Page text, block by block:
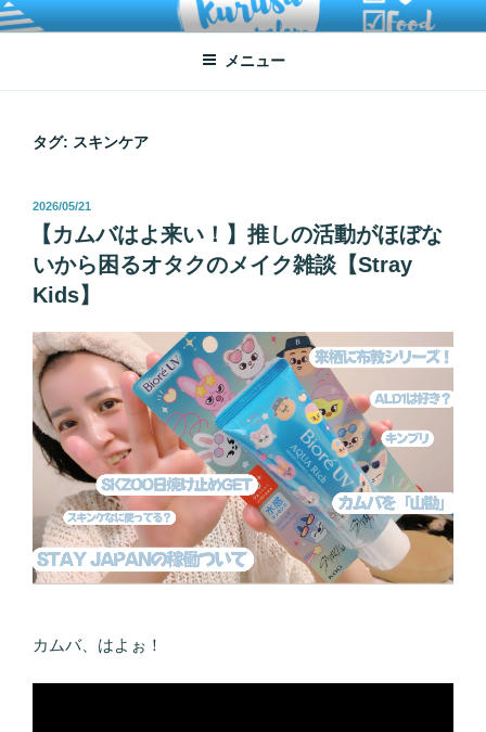
コ
ン
ン
ATSUKO KURUSU SALONE
written by Atsuko Kurusu
メニュー
タグ: スキンケア
投
日:
2026/05/21
【カムバはよ来い！】推しの活動がほぼな
いから困るオタクのメイク雑談【Stray
Kids】
カムバ、はよぉ！